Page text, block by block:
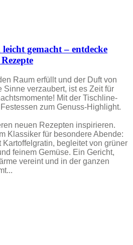
leicht gemacht – entdecke
Raum erfüllt und der Duft von
Sinne verzaubert, ist es Zeit für
Mit der Tischline-
zum Genuss-Highlight.
neuen Rezepten inspirieren.
Klassiker für besondere Abende:
Kartoffelgratin, begleitet von grüner
feinem Gemüse. Ein Gericht,
vereint und in der ganzen